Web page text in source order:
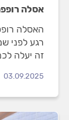
אסלה
האסלה
רגע לפני
זה יעלה
03.09.2025